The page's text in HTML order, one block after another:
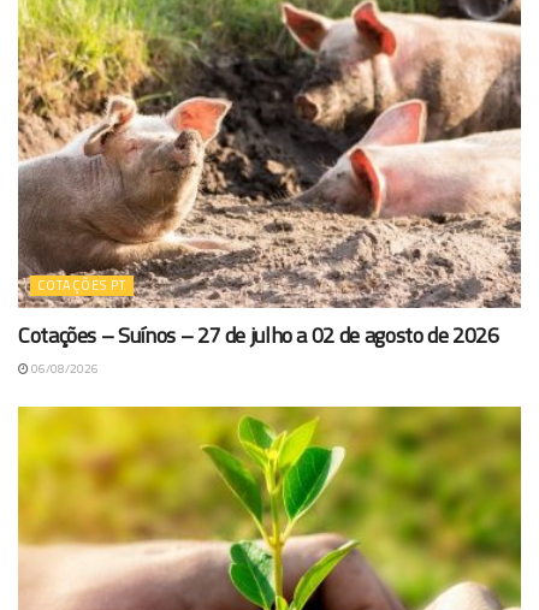
COTAÇÕES PT
Cotações – Suínos – 27 de julho a 02 de agosto de 2026
06/08/2026